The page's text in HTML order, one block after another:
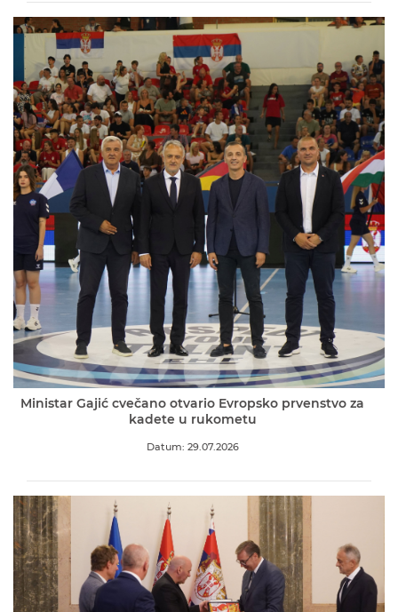
Ministar Gajić cvečano otvario Evropsko prvenstvo za
kadete u rukometu
Datum: 29.07.2026